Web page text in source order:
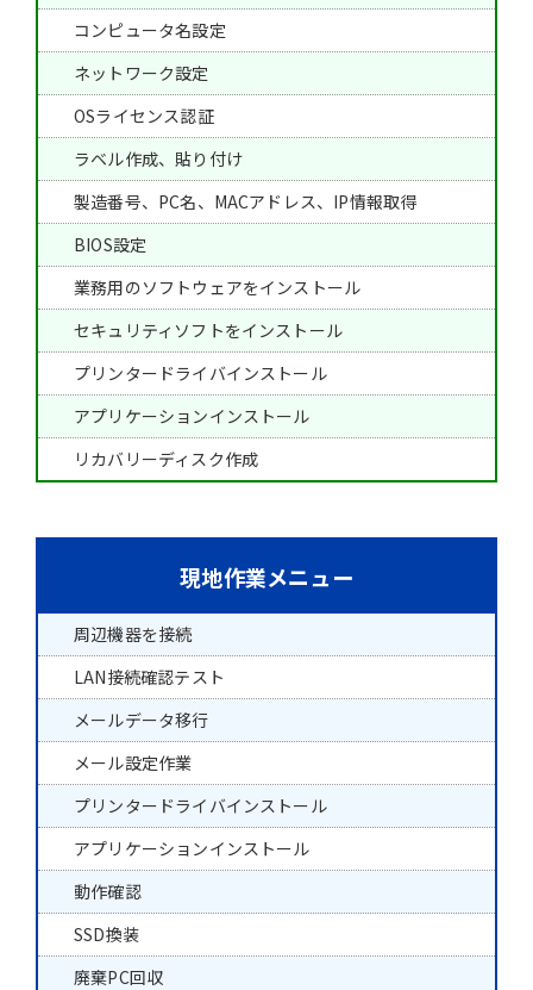
コンピュータ名設定
ネットワーク設定
OSライセンス認証
ラベル作成、貼り付け
製造番号、PC名、MACアドレス、IP情報取得
BIOS設定
業務用のソフトウェアをインストール
セキュリティソフトをインストール
プリンタードライバインストール
アプリケーションインストール
リカバリーディスク作成
現地作業メニュー
周辺機器を接続
LAN接続確認テスト
メールデータ移行
メール設定作業
プリンタードライバインストール
アプリケーションインストール
動作確認
SSD換装
廃棄PC回収